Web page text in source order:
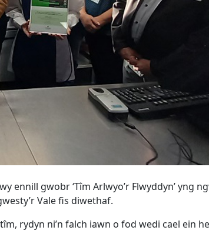
gwobr ‘Tîm Arlwyo’r Flwyddyn’ yng
Vale fis diwethaf.
rydyn ni’n falch iawn o fod wedi cael ein